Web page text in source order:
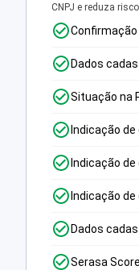
CNPJ e reduza
Confirmação
Dados
Situação na
Indicação
Indicação
Indicação
Dados
Serasa